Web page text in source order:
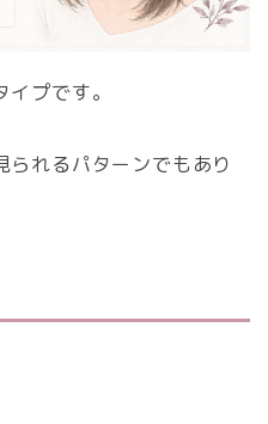
プです。
られるパターンでもあり